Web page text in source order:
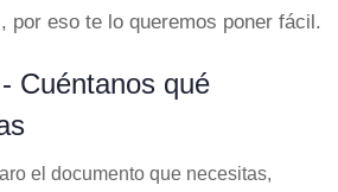
por eso te lo queremos poner fácil.
Cuéntanos qué
el documento que necesitas,